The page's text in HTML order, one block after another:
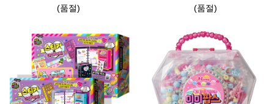
(품절) (품절)